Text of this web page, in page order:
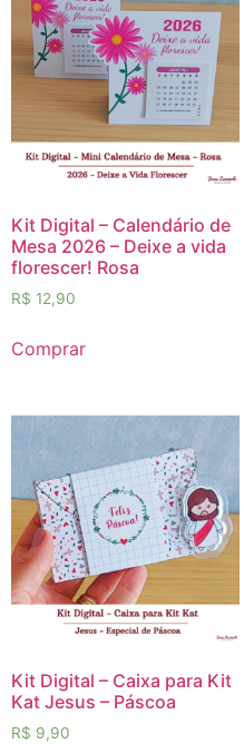
Kit Digital – Calendário de
Mesa 2026 – Deixe a vida
florescer! Rosa
R$ 12,90
Comprar
Kit Digital – Caixa para Kit
Kat Jesus – Páscoa
R$ 9,90